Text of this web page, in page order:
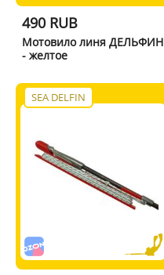
490 RUB
Мотовило линя ДЕЛЬФИН
- желтое
SEA DELFIN